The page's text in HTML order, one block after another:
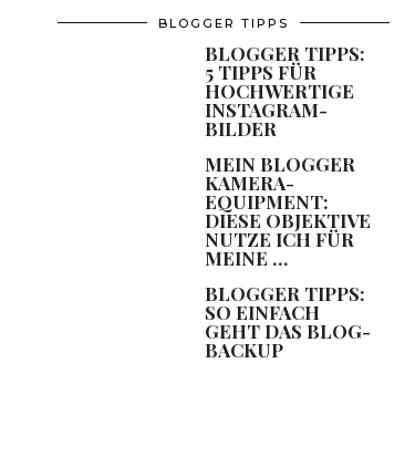
BLOGGER TIPPS
BLOGGER TIPPS:
5 TIPPS FÜR
HOCHWERTIGE
INSTAGRAM-
BILDER
MEIN BLOGGER
KAMERA-
EQUIPMENT:
DIESE OBJEKTIVE
NUTZE ICH FÜR
MEINE …
BLOGGER TIPPS:
SO EINFACH
GEHT DAS BLOG-
BACKUP